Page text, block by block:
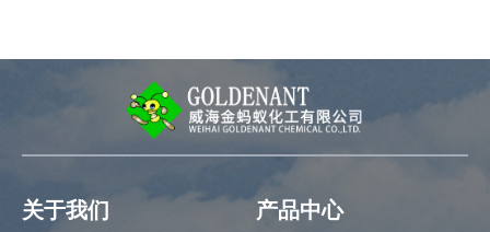
关于我们 产品中心